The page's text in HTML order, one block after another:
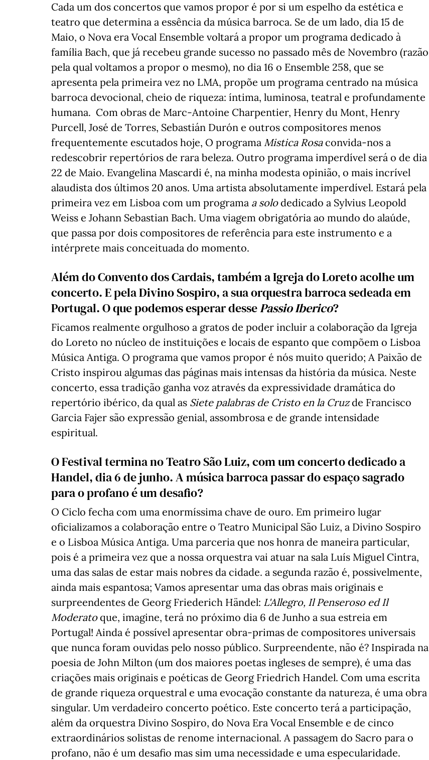
Cada um dos concertos que vamos propor é por si um espelho da estética e
teatro que determina a essência da música barroca. Se de um lado, dia 15 de
Maio, o Nova era Vocal Ensemble voltará a propor um programa dedicado à
família Bach, que já recebeu grande sucesso no passado mês de Novembro (razão
pela qual voltamos a propor o mesmo), no dia 16 o Ensemble 258, que se
apresenta pela primeira vez no LMA, propõe um programa centrado na música
barroca devocional, cheio de riqueza: íntima, luminosa, teatral e profundamente
humana. Com obras de Marc-Antoine Charpentier, Henry du Mont, Henry
Purcell, José de Torres, Sebastián Durón e outros compositores menos
frequentemente escutados hoje, O programa Mistica Rosaconvida-nos a
redescobrir repertórios de rara beleza. Outro programa imperdível será o de dia
22 de Maio. Evangelina Mascardi é, na minha modesta opinião, o mais incrível
alaudista dos últimos 20 anos. Uma artista absolutamente imperdível. Estará pela
primeira vez em Lisboa com um programa a solodedicado a Sylvius Leopold
Weiss e Johann Sebastian Bach. Uma viagem obrigatória ao mundo do alaúde,
que passa por dois compositores de referência para este instrumento e a
intérprete mais conceituada do momento.
Além do Convento dos Cardais, também a Igreja do Loreto acolhe um
concerto. E pela Divino Sospiro, a sua orquestra barroca sedeada em
Portugal. O que podemos esperar dessePassio Iberico?
Ficamos realmente orgulhoso a gratos de poder incluir a colaboração da Igreja
do Loreto no núcleo de instituições e locais de espanto que compõem o Lisboa
Música Antiga. O programa que vamos propor é nós muito querido; A Paixão de
Cristo inspirou algumas das páginas mais intensas da história da música. Neste
concerto, essa tradição ganha voz através da expressividade dramática do
repertório ibérico, da qual as Siete palabras de Cristo en la Cruzde Francisco
Garcia Fajer são expressão genial, assombrosa e de grande intensidade
espiritual.
O Festival termina no Teatro São Luiz, com um concerto dedicado a
Handel, dia 6 de junho. A música barroca passar do espaço sagrado
para o profano é um desafio?
O Ciclo fecha com uma enormíssima chave de ouro. Em primeiro lugar
oficializamos a colaboração entre o Teatro Municipal São Luiz, a Divino Sospiro
e o Lisboa Música Antiga. Uma parceria que nos honra de maneira particular,
pois é a primeira vez que a nossa orquestra vai atuar na sala Luís Miguel Cintra,
uma das salas de estar mais nobres da cidade. a segunda razão é, possivelmente,
ainda mais espantosa; Vamos apresentar uma das obras mais originais e
surpreendentes de Georg Friederich Händel: L'Allegro, Il Penseroso ed Il
Moderatoque, imagine, terá no próximo dia 6 de Junho a sua estreia em
Portugal! Ainda é possível apresentar obra-primas de compositores universais
que nunca foram ouvidas pelo nosso público. Surpreendente, não é? Inspirada na
poesia de John Milton (um dos maiores poetas ingleses de sempre), é uma das
criações mais originais e poéticas de Georg Friedrich Handel. Com uma escrita
de grande riqueza orquestral e uma evocação constante da natureza, é uma obra
singular. Um verdadeiro concerto poético. Este concerto terá a participação,
além da orquestra Divino Sospiro, do Nova Era Vocal Ensemble e de cinco
extraordinários solistas de renome internacional. A passagem do Sacro para o
profano, não é um desafio mas sim uma necessidade e uma especularidade.